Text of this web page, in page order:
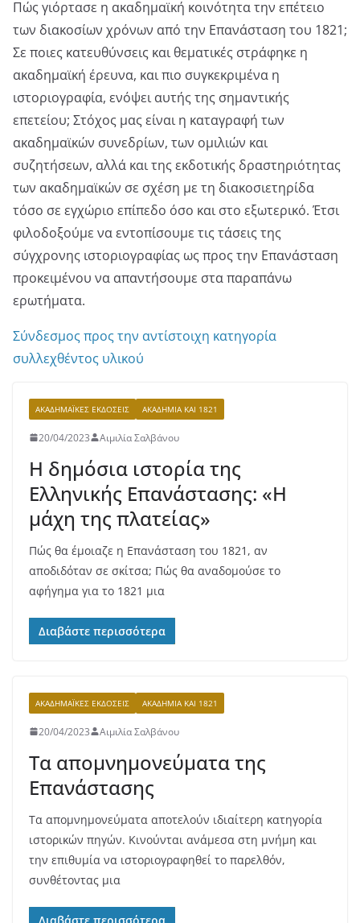
Πώς γιόρτασε η ακαδημαϊκή κοινότητα την επέτειο
των διακοσίων χρόνων από την Επανάσταση του 1821;
Σε ποιες κατευθύνσεις και θεματικές στράφηκε η
ακαδημαϊκή έρευνα, και πιο συγκεκριμένα η
ιστοριογραφία, ενόψει αυτής της σημαντικής
επετείου; Στόχος μας είναι η καταγραφή των
ακαδημαϊκών συνεδρίων, των ομιλιών και
συζητήσεων, αλλά και της εκδοτικής δραστηριότητας
των ακαδημαϊκών σε σχέση με τη διακοσιετηρίδα
τόσο σε εγχώριο επίπεδο όσο και στο εξωτερικό. Έτσι
φιλοδοξούμε να εντοπίσουμε τις τάσεις της
σύγχρονης ιστοριογραφίας ως προς την Επανάσταση
προκειμένου να απαντήσουμε στα παραπάνω
ερωτήματα.
Σύνδεσμος προς την αντίστοιχη κατηγορία
συλλεχθέντος υλικού
ΑΚΑΔΗΜΑΪΚΈΣ ΕΚΔΌΣΕΙΣ ΑΚΑΔΗΜΊΑ ΚΑΙ 1821
20/04/2023 Αιμιλία Σαλβάνου
Η δημόσια ιστορία της
Ελληνικής Επανάστασης: «Η
μάχη της πλατείας»
Πώς θα έμοιαζε η Επανάσταση του 1821, αν
αποδιδόταν σε σκίτσα; Πώς θα αναδομούσε το
αφήγημα για το 1821 μια
Διαβάστε περισσότερα
ΑΚΑΔΗΜΑΪΚΈΣ ΕΚΔΌΣΕΙΣ ΑΚΑΔΗΜΊΑ ΚΑΙ 1821
20/04/2023 Αιμιλία Σαλβάνου
Τα απομνημονεύματα της
Επανάστασης
Τα απομνημονεύματα αποτελούν ιδιαίτερη κατηγορία
ιστορικών πηγών. Κινούνται ανάμεσα στη μνήμη και
την επιθυμία να ιστοριογραφηθεί το παρελθόν,
συνθέτοντας μια
Διαβάστε περισσότερα